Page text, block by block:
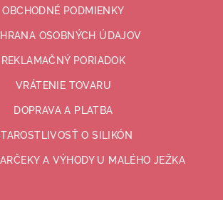
OBCHODNÉ PODMIENKY
OSOBNÝCH ÚDAJOV
REKLAMAČNÝ PORIADOK
VRÁTENIE TOVARU
DOPRAVA A PLATBA
O SILIKÓN
A VÝHODY U MALÉHO JEŽKA